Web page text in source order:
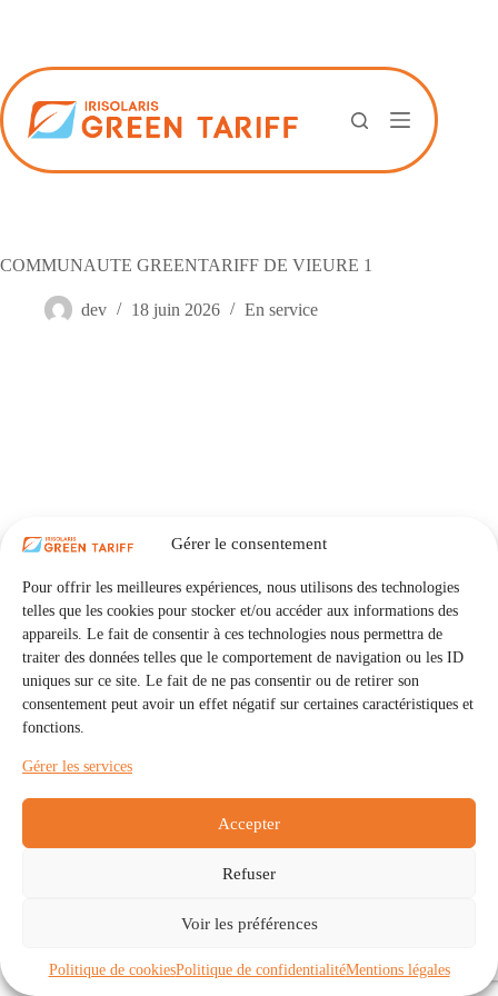
Gérer le consentement
Pour offrir les meilleures expériences, nous utilisons des technologies
telles que les cookies pour stocker et/ou accéder aux informations des
appareils. Le fait de consentir à ces technologies nous permettra de
traiter des données telles que le comportement de navigation ou les ID
uniques sur ce site. Le fait de ne pas consentir ou de retirer son
consentement peut avoir un effet négatif sur certaines caractéristiques et
fonctions.
Gérer les services
Accepter
Refuser
Voir les préférences
Politique de cookiesPolitique de confidentialitéMentions légales
COMMUNAUTE GREENTARIFF DE VIEURE 1
dev 18 juin 2026 En service
Communautés
À propos
Politique de cookies (UE)